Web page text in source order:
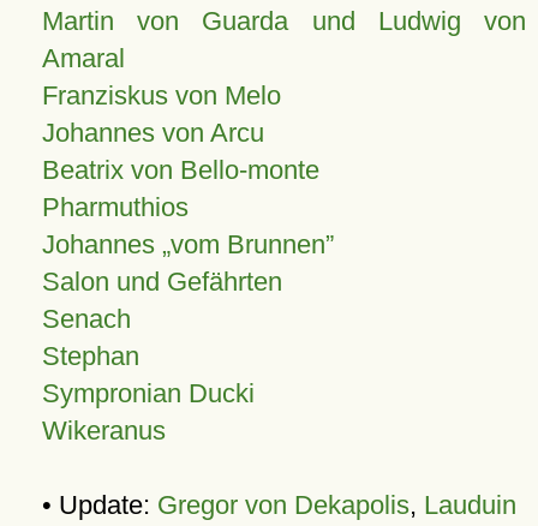
Martin von Guarda und Ludwig von
Amaral
Franziskus von Melo
Johannes von Arcu
Beatrix von Bello-monte
Pharmuthios
Johannes vom Brunnen
Salon und Gefährten
Senach
Stephan
Sympronian Ducki
Wikeranus
• Update: Gregor von Dekapolis, Lauduin